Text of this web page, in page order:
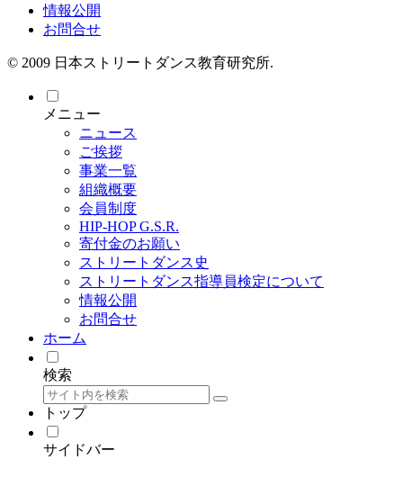
情報公開
お問合せ
© 2009 日本ストリートダンス教育研究所.
メニュー
ニュース
ご挨拶
事業一覧
組織概要
会員制度
HIP-HOP G.S.R.
寄付金のお願い
ストリートダンス史
ストリートダンス指導員検定について
情報公開
お問合せ
ホーム
検索
トップ
サイドバー